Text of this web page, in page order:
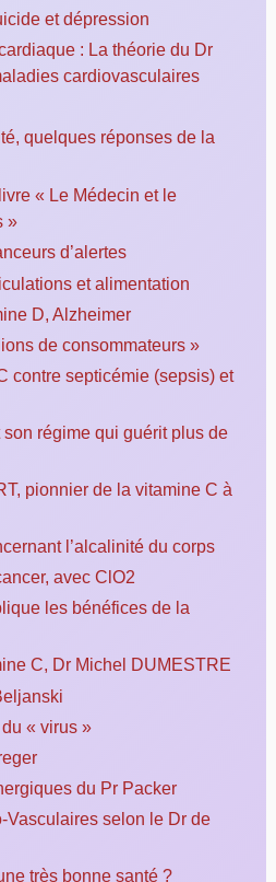
et dépression
: La théorie du Dr
cardiovasculaires
quelques réponses de la
« Le Médecin et le
»
d’alertes
et alimentation
D, Alzheimer
de consommateurs »
contre septicémie (sepsis) et
régime qui guérit plus de
pionnier de la vitamine C à
l’alcalinité du corps
avec ClO2
les bénéfices de la
C, Dr Michel DUMESTRE
« virus »
du Pr Packer
Vasculaires selon le Dr de
très bonne santé ?